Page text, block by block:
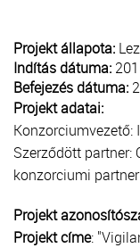
SAJTÓ
Projekt állapota:
Indítás dátuma:
Befejezés dátuma:
Projekt adatai:
Konzorciumvezető:
Szerződött partner:
konzorciumi partner
Projekt
Projekt címe: